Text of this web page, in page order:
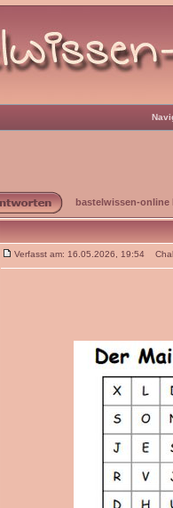
bastelwissen-online
Verfasst am: 16.05.2026, 19:54